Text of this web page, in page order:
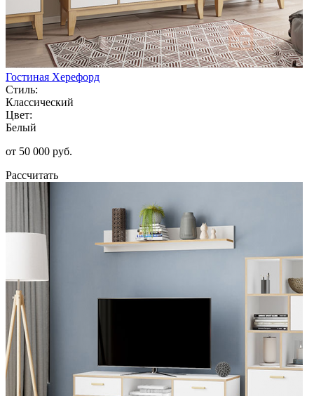
Гостиная Херефорд
Стиль:
Классический
Цвет:
Белый
от 50 000 руб.
Рассчитать